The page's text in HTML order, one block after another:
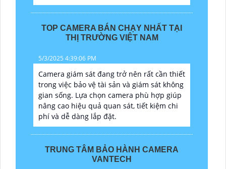
TOP CAMERA BÁN CHẠY NHẤT TẠI
THỊ TRƯỜNG VIỆT NAM
5/3/2025 4:39:06 PM
Camera giám sát đang trở nên rất cần thiết
trong việc bảo vệ tài sản và giám sát không
gian sống. Lựa chọn camera phù hợp giúp
nâng cao hiệu quả quan sát, tiết kiệm chi
phí và dễ dàng lắp đặt.
TRUNG TÂM BẢO HÀNH CAMERA
VANTECH